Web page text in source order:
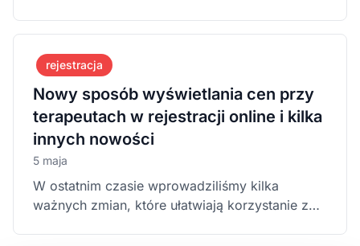
rejestracja
Nowy sposób wyświetlania cen przy
terapeutach w rejestracji online i kilka
innych nowości
5 maja
W ostatnim czasie wprowadziliśmy kilka
ważnych zmian, które ułatwiają korzystanie z